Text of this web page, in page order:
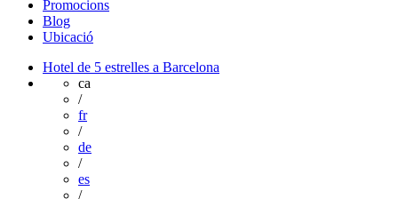
Promocions
Blog
Ubicació
Hotel de 5 estrelles a Barcelona
ca
/
fr
/
de
/
es
/